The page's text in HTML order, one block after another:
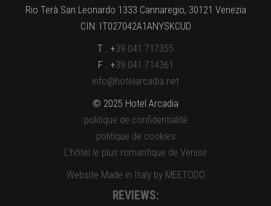
Rio Terà San Leonardo 1333 Cannaregio, 30121 Venezia
CIN: IT027042A1ANYSKCUD
T . +39.041.717355
F . +39.041.714361
info@hotelarcadia.net
© 2025 Hotel Arcadia
politique de confidentialité
politique de cookies
L’hôtel le plus romantique de Venise
Website Made in Italy by MEETODO
REVIEWS: